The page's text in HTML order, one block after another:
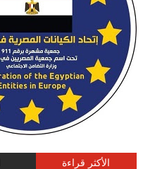
الأكثر قراءة